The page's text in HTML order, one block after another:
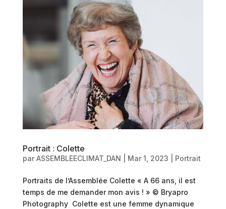
Portrait : Colette
par ASSEMBLEECLIMAT_DAN Mar 1, 2023 Portrait
Portraits de l’Assemblée Colette « A 66 ans, il est
temps de me demander mon avis ! » © Bryapro
Photography Colette est une femme dynamique